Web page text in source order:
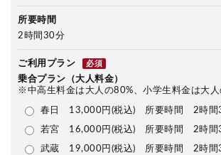
所要時間
2時間30分
ご利用プラン 必須
乗合プラン（大人料金）
※中高生料金は大人の80%、小学生料金は大
春日 13,000円(税込) 所要時間 2時間
若宮 16,000円(税込) 所要時間 2時間
武蔵 19,000円(税込) 所要時間 2時間